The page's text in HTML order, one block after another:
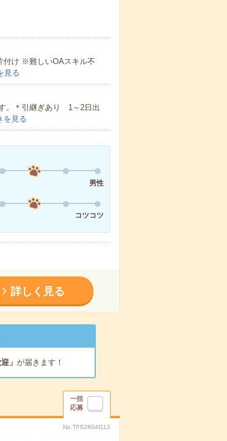
付け ※難しいOAスキル不
見る
。＊引継ぎあり 1～2日出
を見る
男性
コツコツ
詳しく見る
」 が届きます！
一括
応募
No.TFS2604f113